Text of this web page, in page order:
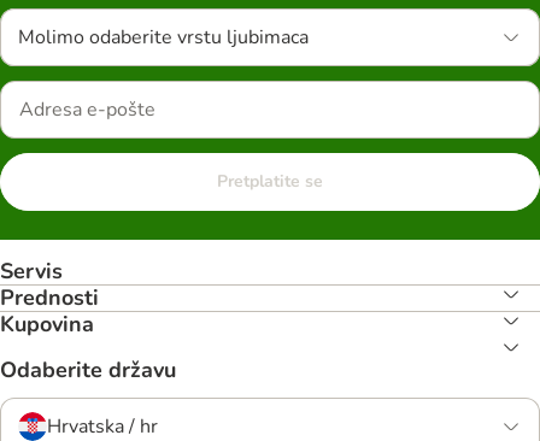
Molimo odaberite vrstu ljubimaca
Pretplatite se
Servis
Prednosti
Kupovina
Odaberite državu
Hrvatska / hr